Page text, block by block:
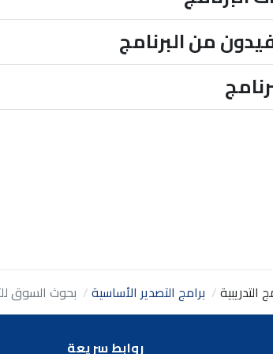
من البرنامج
التدريبية برامج التصدير الأساسية بحوث السوق
روابط سريعة